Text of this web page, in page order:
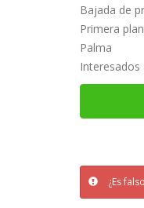
Bajada de
Primera
Palma
¿Es